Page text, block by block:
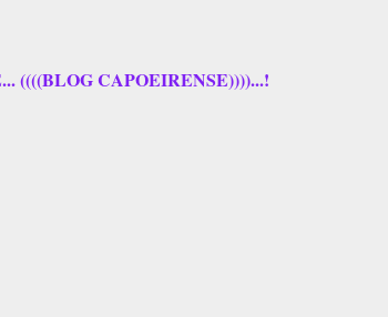
((((BLOG CAPOEIRENSE))))...!